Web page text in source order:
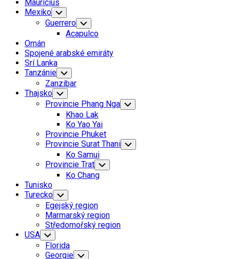
Mauricius
Mexiko Toggle
Child
Menu
Guerrero Toggle
Child
Menu
Acapulco
Omán
Spojené arabské emiráty
Srí Lanka
Tanzánie Toggle
Child
Menu
Zanzibar
Thajsko Toggle
Child
Menu
Provincie Phang Nga Toggle
Child
Khao Lak
Ko Yao Yai
Provincie Phuket
Provincie Surat Thani Toggle
Child
Ko Samui
Provincie Trat Toggle
Child
Menu
Ko Chang
Tunisko
Turecko Toggle
Child
Menu
Egejský region
Marmarský region
Středomořský region
USA Toggle
Child
Menu
Florida
Georgie Toggle